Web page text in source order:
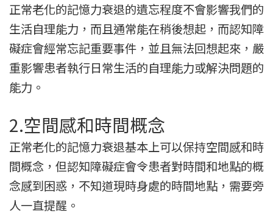
正常老化的記憶力衰退的遺忘程度不會影響我們的
生活自理能力，而且通常能在稍後想起，而認知障
礙症會經常忘記重要事件，並且無法回想起來，嚴
重影響患者執行日常生活的自理能力或解決問題的
能力。
2.空間感和時間概念
正常老化的記憶力衰退基本上可以保持空間感和時
間概念，但認知障礙症會令患者對時間和地點的概
念感到困惑，不知道現時身處的時間地點，需要旁
人一直提醒。